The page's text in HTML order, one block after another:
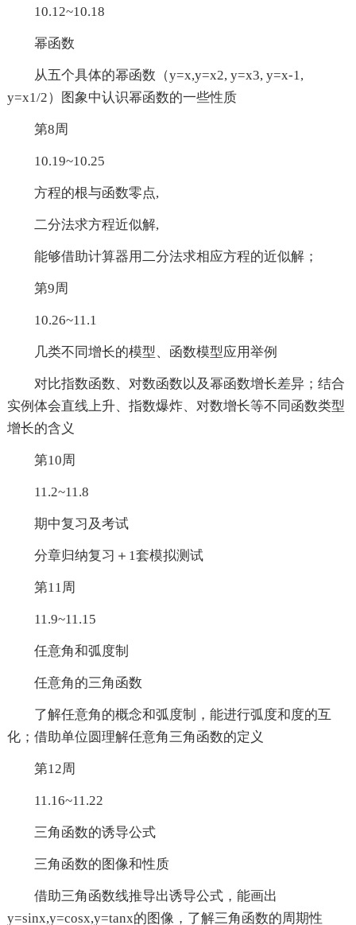
10.12~10.18
幂函数
从五个具体的幂函数（y=x,y=x2, y=x3, y=x-1,
y=x1/2）图象中认识幂函数的一些性质
第8周
10.19~10.25
方程的根与函数零点,
二分法求方程近似解,
能够借助计算器用二分法求相应方程的近似解；
第9周
10.26~11.1
几类不同增长的模型、函数模型应用举例
对比指数函数、对数函数以及幂函数增长差异；结合
实例体会直线上升、指数爆炸、对数增长等不同函数类型
增长的含义
第10周
11.2~11.8
期中复习及考试
分章归纳复习＋1套模拟测试
第11周
11.9~11.15
任意角和弧度制
任意角的三角函数
了解任意角的概念和弧度制，能进行弧度和度的互
化；借助单位圆理解任意角三角函数的定义
第12周
11.16~11.22
三角函数的诱导公式
三角函数的图像和性质
借助三角函数线推导出诱导公式，能画出
y=sinx,y=cosx,y=tanx的图像，了解三角函数的周期性